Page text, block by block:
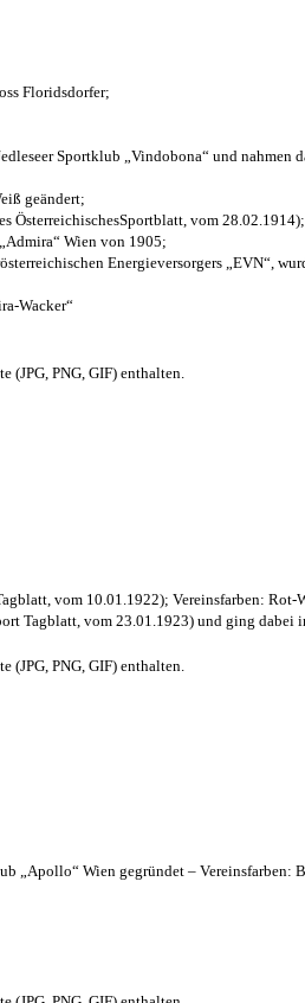
Floridsdorfer;
Sportklub „Vindobona“ und nahmen
geändert;
ÖsterreichischesSportblatt, vom 28.02.1914);
Wien von 1905;
Energieversorgers „EVN“,
Wacker“
PNG, GIF) enthalten.
vom 10.01.1922); Vereinsfarben: Rot-
Tagblatt, vom 23.01.1923) und ging dabei
PNG, GIF) enthalten.
„Apollo“ Wien gegründet – Vereinsfarben: